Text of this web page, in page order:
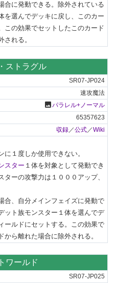
に発動できる。除外されている
を選んでデッキに戻し、このカー
この効果でセットしたこのカード
れる。
ストラグル
SR07-JP024
速攻魔法
photoパラレル+ノーマル
65357623
収録 ／公式 ／Wiki
１度しか使用できない。
スター １体を対象として発動でき
ーの攻撃力は１０００アップ、
、自分メインフェイズに発動で
ット族モンスター１体を選んでデ
ールドにセットする。この効果で
ら離れた場合に除外される。
ワールド
SR07-JP025